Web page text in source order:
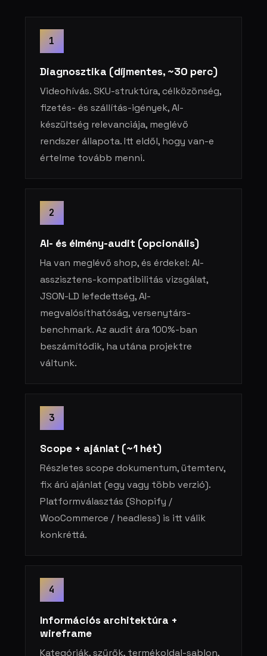
1
Diagnosztika (díjmentes, ~30 perc)
Videohívás. SKU-struktúra, célközönség,
fizetés- és szállítás-igények, AI-
készültség relevanciája, meglévő
rendszer állapota. Itt eldől, hogy van-e
értelme tovább menni.
2
AI- és élmény-audit (opcionális)
Ha van meglévő shop, és érdekel: AI-
asszisztens-kompatibilitás vizsgálat,
JSON-LD lefedettség, AI-
megvalósíthatóság, versenytárs-
benchmark. Az audit ára 100%-ban
beszámítódik, ha utána projektre
váltunk.
3
Scope + ajánlat (~1 hét)
Részletes scope dokumentum, ütemterv,
fix árú ajánlat (egy vagy több verzió).
Platformválasztás (Shopify /
WooCommerce / headless) is itt válik
konkréttá.
4
Információs architektúra +
wireframe
Kategóriák, szűrők, termékoldal-sablon,